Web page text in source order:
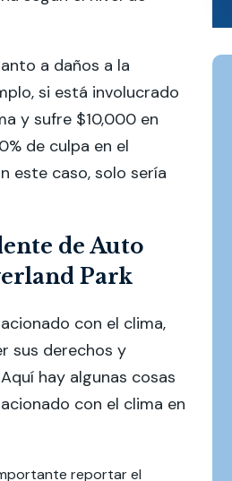
a daños a la
si está involucrado
y sufre $10,000 en
de culpa en el
este caso, solo sería
de Auto
Park
con el clima,
sus derechos y
hay algunas cosas
con el clima en
reportar el